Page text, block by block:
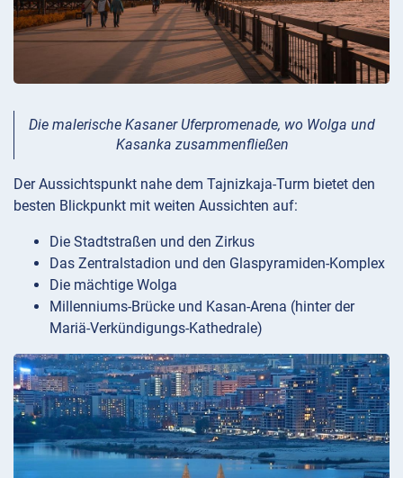
Die malerische Kasaner Uferpromenade, wo Wolga und
Kasanka zusammenfließen
Der Aussichtspunkt nahe dem Tajnizkaja-Turm bietet den
besten Blickpunkt mit weiten Aussichten auf:
Die Stadtstraßen und den Zirkus
Das Zentralstadion und den Glaspyramiden-Komplex
Die mächtige Wolga
Millenniums-Brücke und Kasan-Arena (hinter der
Mariä-Verkündigungs-Kathedrale)